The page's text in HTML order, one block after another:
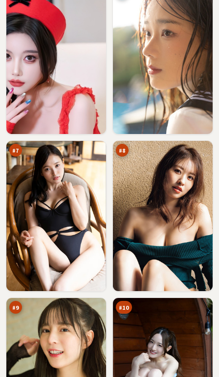
#7
千
面
笔
记万
#8
逆
光
面
92
万
#9
白
沙
场
91
万
#10
魂万